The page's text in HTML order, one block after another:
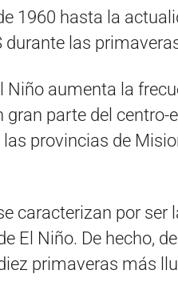
1960 hasta la
durante las
Niño aumenta la
gran parte del centro-
provincias de
caracterizan por ser
El Niño. De hecho,
primaveras más